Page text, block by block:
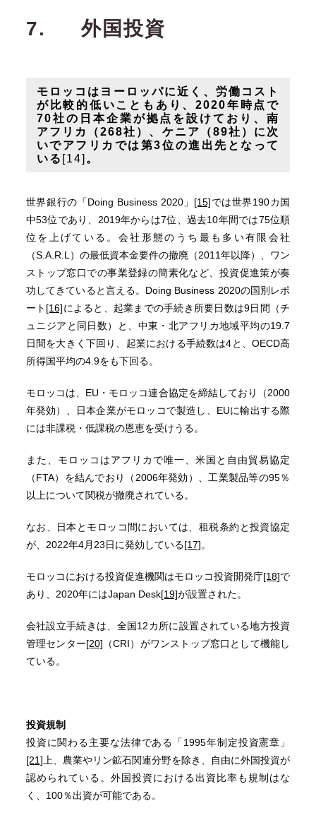
7. 外国投資
モロッコはヨーロッパに近く、労働コスト
が比較的低いこともあり、2020年時点で
70社の日本企業が拠点を設けており、南
アフリカ（268社）、ケニア（89社）に次
いでアフリカでは第3位の進出先となって
いる [14] 。
世界銀行の「Doing Business 2020」 [15]では世界190カ国
中53位であり、2019年からは7位、過去10年間では75位順
位を上げている。会社形態のうち最も多い有限会社
（S.A.R.L）の最低資本金要件の撤廃（2011年以降）、ワン
ストップ窓口での事業登録の簡素化など、投資促進策が奏
功してきていると言える。Doing Business 2020の国別レポ
ート [16]によると、起業までの手続き所要日数は9日間（チ
ュニジアと同日数）と、中東・北アフリカ地域平均の19.7
日間を大きく下回り、起業における手続数は4と、OECD高
所得国平均の4.9をも下回る。
モロッコは、EU・モロッコ連合協定を締結しており（2000
年発効）、日本企業がモロッコで製造し、EUに輸出する際
には非課税・低課税の恩恵を受けうる。
また、モロッコはアフリカで唯一、米国と自由貿易協定
（FTA）を結んでおり（2006年発効）、工業製品等の95％
以上について関税が撤廃されている。
なお、日本とモロッコ間においては、租税条約と投資協定
が、2022年4月23日に発効している[17]。
モロッコにおける投資促進機関はモロッコ投資開発庁[18]で
あり、2020年にはJapan Desk[19]が設置された。
会社設立手続きは、全国12カ所に設置されている地方投資
管理センター[20] （CRI）がワンストップ窓口として機能し
ている。
投資規制
投資に関わる主要な法律である「1995年制定投資憲章」
[21] 上、農業やリン鉱石関連分野を除き、自由に外国投資が
認められている。外国投資における出資比率も規制はな
く、100％出資が可能である。